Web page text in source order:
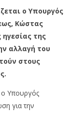
ο Υπουργός
Κώστας
της
αλλαγή του
στους
Υπουργός
για την